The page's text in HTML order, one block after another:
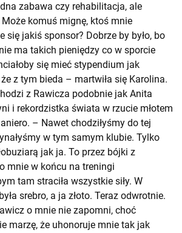
zabawa czy rehabilitacja, ale
komuś mignę, ktoś mnie
się jakiś sponsor? Dobrze by było, bo
ma takich pieniędzy co w sporcie
się mieć stypendium jak
z tym bieda – martwiła się Karolina.
z Rawicza podobnie jak Anita
i rekordzistka świata w rzucie młotem
– Nawet chodziłyśmy do tej
w tym samym klubie. Tylko
jak ja. To przez bójki z
mnie w końcu na treningi
tam straciła wszystkie siły. W
srebro, a ja złoto. Teraz odwrotnie.
o mnie nie zapomni, choć
marzę, że uhonoruje mnie tak jak